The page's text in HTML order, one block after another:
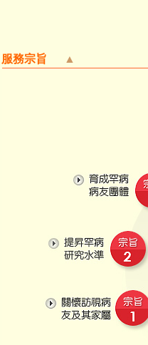
服務宗旨 ▲